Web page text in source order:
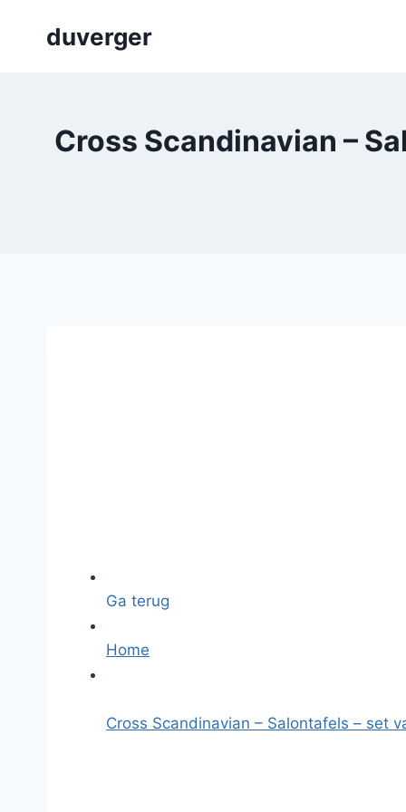
duverger
Cross Scandinavian –
Ga terug
Home
Cross Scandinavian – Salontafels – set